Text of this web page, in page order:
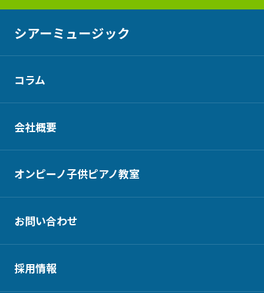
シアーミュージック
コラム
会社概要
オンピーノ子供ピアノ教室
お問い合わせ
採用情報